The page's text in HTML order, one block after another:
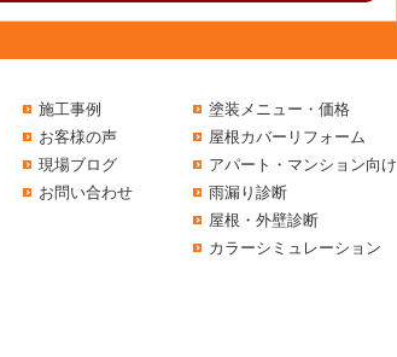
施工事例
お客様の声
現場ブログ
お問い合わせ
塗装メニュー・価格
屋根カバーリフォーム
アパート・マンション向け
雨漏り診断
屋根・外壁診断
カラーシミュレーション